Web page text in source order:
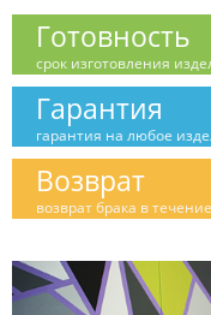
Готовность
срок изготовления
Гарантия
гарантия на любое
Возврат
возврат брака в